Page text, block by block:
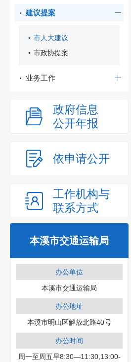
建议提案
市人大建议
市政协提案
业务工作
政府信息
公开年报
依申请公开
工作机构与
联系方式
本溪市交通运输局
办公单位
本溪市交通运输局
办公地址
本溪市明山区解放北路40号
办公时间
周一至周五早8:30—11:30,13:00-